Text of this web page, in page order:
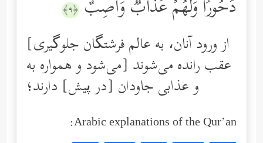
دُحُورࣰاۖ وَلَهُمۡ عَذَابࣱ وَاصِبٌ ﴿٩﴾
[از ورود آنان، به عالم فرشتگان جلوگیری
می‌شود و همواره به] عقب رانده می‌شوند
و عذابی جاودان [در پیش] دارند؛
Arabic explanations of the Qur’an: